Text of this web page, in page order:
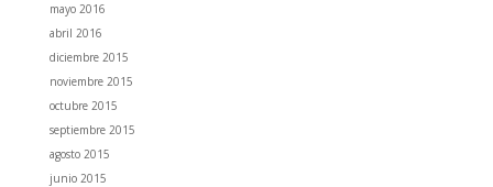
mayo 2016
abril 2016
diciembre 2015
noviembre 2015
octubre 2015
septiembre 2015
agosto 2015
junio 2015